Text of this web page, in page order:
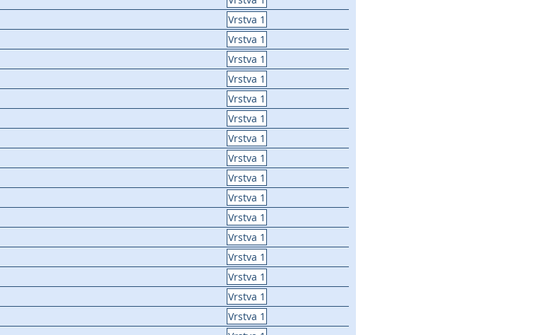
Vrstva 1
Vrstva 1
Vrstva 1
Vrstva 1
Vrstva 1
Vrstva 1
Vrstva 1
Vrstva 1
Vrstva 1
Vrstva 1
Vrstva 1
Vrstva 1
Vrstva 1
Vrstva 1
Vrstva 1
Vrstva 1